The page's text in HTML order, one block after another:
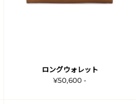
ロングウォレット
¥50,600 -